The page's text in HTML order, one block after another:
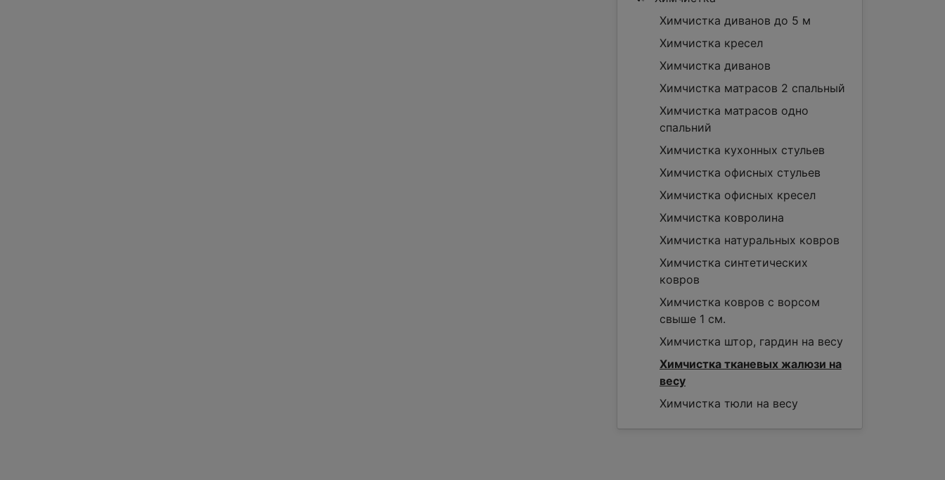
Химчистка диванов до 5 м
Химчистка кресел
Химчистка диванов
Химчистка матрасов 2 спальный
Химчистка матрасов одно
спальний
Химчистка кухонных стульев
Химчистка офисных стульев
Химчистка офисных кресел
Химчистка ковролина
Химчистка натуральных ковров
Химчистка синтетических
ковров
Химчистка ковров с ворсом
свыше 1 см.
Химчистка штор, гардин на весу
Химчистка тканевых жалюзи на
весу
Химчистка тюли на весу